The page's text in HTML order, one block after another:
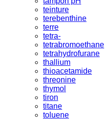
teinture
terebenthine
terre
tetra-
tetrabromoethane
tetrahydrofurane
thallium
thioacetamide
threonine
thymol
tiron
titane
toluene